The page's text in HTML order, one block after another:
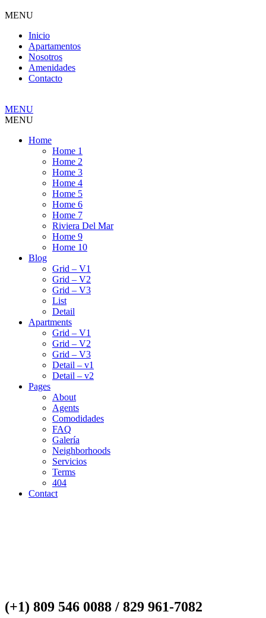
MENU
Inicio
Apartamentos
Nosotros
Amenidades
Contacto
MENU
MENU
Home
Home 1
Home 2
Home 3
Home 4
Home 5
Home 6
Home 7
Riviera Del Mar
Home 9
Home 10
Blog
Grid – V1
Grid – V2
Grid – V3
List
Detail
Apartments
Grid – V1
Grid – V2
Grid – V3
Detail – v1
Detail – v2
Pages
About
Agents
Comodidades
FAQ
Galería
Neighborhoods
Servicios
Terms
404
Contact
(+1) 809 546 0088 / 829 961-7082